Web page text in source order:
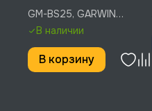
Spiralbohrer (Metall),
GARWIN INDUSTRIAL, GM-
BS25
GM-BS25, GARWIN
INDUSTRIAL
В наличии
В корзину